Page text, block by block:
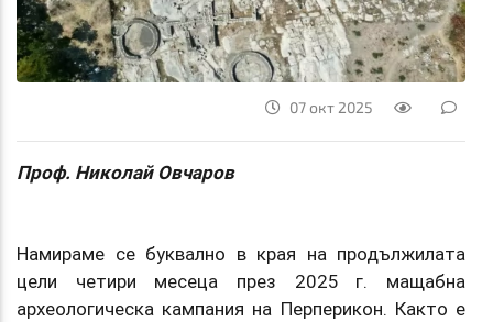
07 окт 2025
Проф. Николай Овчаров
Намираме се буквално в края на продължилата
цели четири месеца през 2025 г. мащабна
археологическа кампания на Перперикон. Както е